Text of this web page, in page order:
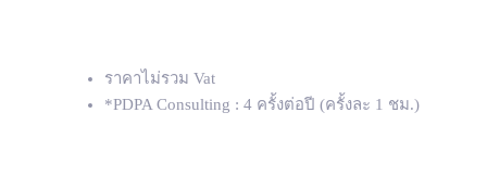
ราคาไม่รวม Vat
*PDPA Consulting : 4 ครั้งต่อปี (ครั้งละ 1 ชม.)